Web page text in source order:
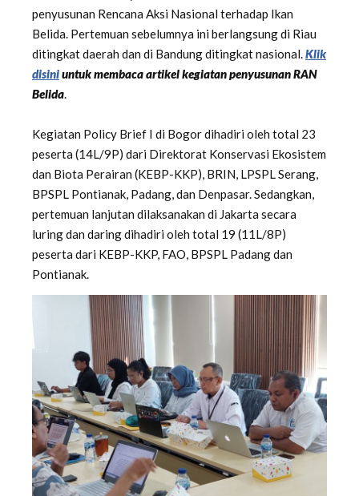
penyusunan Rencana Aksi Nasional terhadap Ikan
Belida. Pertemuan sebelumnya ini berlangsung di Riau
ditingkat daerah dan di Bandung ditingkat nasional. Klik
disiniuntuk membaca artikel kegiatan penyusunan RAN
Belida
Kegiatan Policy Brief I di Bogor dihadiri oleh total 23
peserta (14L/9P) dari Direktorat Konservasi Ekosistem
dan Biota Perairan (KEBP-KKP), BRIN, LPSPL Serang,
BPSPL Pontianak, Padang, dan Denpasar. Sedangkan,
pertemuan lanjutan dilaksanakan di Jakarta secara
luring dan daring dihadiri oleh total 19 (11L/8P)
peserta dari KEBP-KKP, FAO, BPSPL Padang dan
Pontianak.